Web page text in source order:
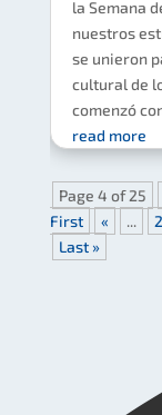
la Semana
nuestros
se unieron
cultural de
comenzó
read more
Page 4 of 25
First
« ... 2
Last »